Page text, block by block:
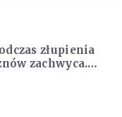
złupienia
zachwyca.
w Castel